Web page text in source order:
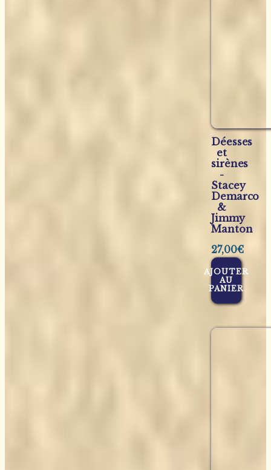
Déesses
et
sirènes
-
Stacey
Demarco
&
Jimmy
Manton
27,00€
AJOUTER
AU
PANIER